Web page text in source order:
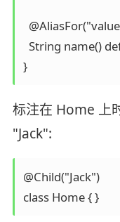
String name()
}
标注在 Home 上
"Jack":
@Child("Jack")
class Home { }